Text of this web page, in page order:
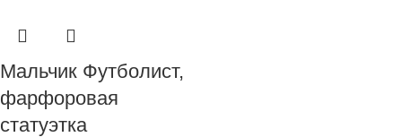
Мальчик Футболист,
фарфоровая
статуэтка